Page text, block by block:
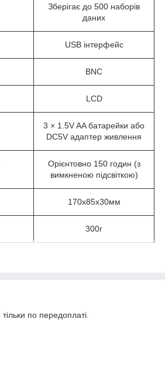
Зберігає до 500 наборів
даних
USB інтерфейс
BNC
LCD
3 × 1.5V AA батарейки або
DC5V адаптер живлення
Орієнтовно 150 годин (з
вимкненою підсвіткою)
170х85х30мм
300г
по передоплаті.